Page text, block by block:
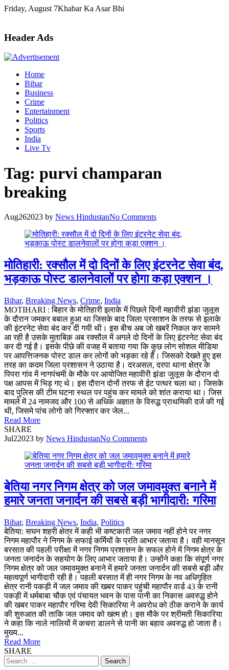
Skip
Friday, August 7Khabar Ka Asar Bhi
Header Ads
Home
Bihar
Business
Crime
Entertainment
Politics
Sports
India
Live Tv
Tag: purvi champaran
breaking
Aug262023 by News HindustanNo Comments
मोतिहारी: रक्सौल में दो दिनों के लिए इंटरनेट सेवा बंद,
भड़काऊ पोस्ट डालनेवालों पर होगा कड़ा एक्शन ।
Bihar, Breaking News, Crime, India
MOTIHARI : बिहार के मोतिहारी इलाके में पिछले दिनों महावीरी झंडा जुलूस
के दौरान जमकर बबाल हुआ था जिसके बाद जिला प्रसाशन के तरफ से इलाके
की इंटरनेट सेवा बंद कर दी गयी थी। इस बीच अब जो खबरें निकल कर सामने
आ रही है उसके मुताबिक़ अब रक्सौल में अगले दो दिनों के लिए इंटरनेट सेवा बंद
कर दी गई है। इसके पीछे की वजह में बताया गया कि कुछ लोग सोशल मीडिया
पर आपत्तिजनक पोस्ट डाल कर लोगों को भड़का रहे हैं। जिसको देखते हुए इस
तरह का कदम जिला प्रशासन ने उठाया है। दरअसल, दरपा थाना क्षेत्र के
पिपरा गांव में नागपंचमी के मौके पर आयोजित महावीरी झंडा जुलूस के दौरान दो
पक्ष आपस में भिड़ गए थे। इस दौरान दोनों तरफ से ईट पत्थर चला था। जिसके
बाद पुलिस की टीम घटना स्थल पर पहुंच कर मामले को शांत कराया था। जिस
मामले में 24 नामजद और 100 से अधिक अज्ञात के विरुद्ध प्राथमिकी दर्ज की गई
थी, जिसमे पांच लोगो को गिरफ्तार कर जेल...
Read More
SHARE
Jul22023 by News HindustanNo Comments
बेतिया नगर निगम क्षेत्र को जल जमावमुक्त बनाने में
हमारे जनता जनार्दन की सबसे बड़ी भागीदारी: गरिमा
Bihar, Breaking News, India, Politics
बेतिया: सघन शहरी क्षेत्र में कही भी कष्टकारी जल जमाव नहीं होने पर नगर
निगम महापौर ने निगम के सफाई कर्मियों के प्रति आभार जताया है। वही मानसून
बरसात की पहली परीक्षा में नगर निगम प्रशासन के सफल होने में निगम क्षेत्र के
जनता जनार्दन के सहयोग के लिए आभार जताया है। उन्होंने कहा कि संपूर्ण नगर
निगम क्षेत्र को जल जमावमुक्त बनाने में हमारे जनता जनार्दन की सबसे बड़ी और
महत्वपूर्ण भागीदारी रही है। पहली बरसात में ही नगर निगम के नव अधिगृहित
क्षेत्र रानी पकड़ी में जल जमाव की खबर पाकर पहुंची महापौर वार्ड 43 के रानी
पकड़ी में धर्मबाबा चौक एवं पंचायत भवन के पास पानी का निकास अवरुद्ध होने
की खबर पाकर महापौर गरिमा देवी सिकारिया ने अवरोध को ठीक कराने के कार्य
की शुरुआत की ताकि जल जमाव को खत्म हो। इस मौके पर श्रीमती सिकारिया
ने कहा कि नाले नालियों में कचरा डालने से पानी का बहाव अवरुद्ध हो जाता है।
मुख्य...
Read More
SHARE
Search